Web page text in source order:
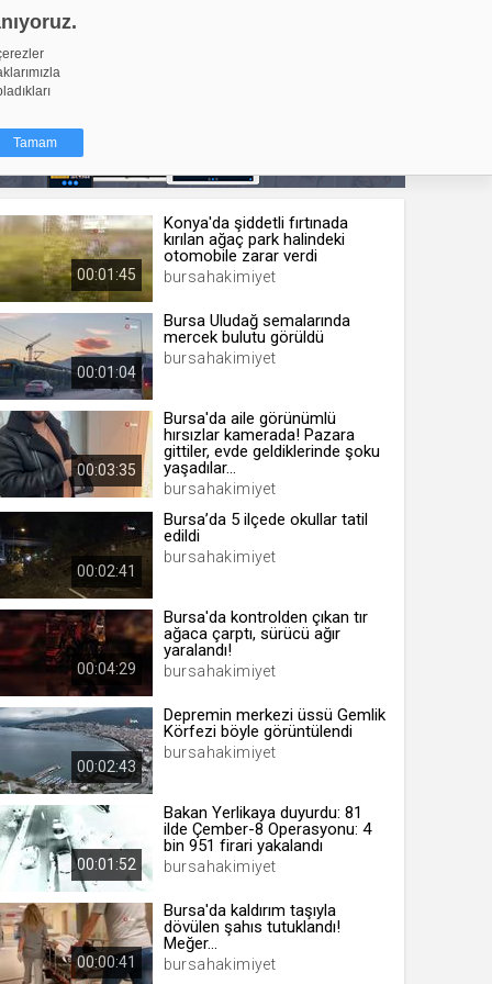
Tamam
küçük
İzniniz şu
hale
bir
Türü
yıl
yıl
00:01:45
Konya'da şiddetli fırtınada
kırılan ağaç park halindeki
otomobile zarar verdi
bursahakimiyet
00:01:04
Bursa Uludağ semalarında
mercek bulutu görüldü
bursahakimiyet
00:03:35
Bursa'da aile görünümlü
hırsızlar kamerada! Pazara
gittiler, evde geldiklerinde şoku
yaşadılar...
bursahakimiyet
00:02:41
Bursa’da 5 ilçede okullar tatil
edildi
bursahakimiyet
00:04:29
Bursa'da kontrolden çıkan tır
ağaca çarptı, sürücü ağır
yaralandı!
bursahakimiyet
00:02:43
Depremin merkezi üssü Gemlik
Körfezi böyle görüntülendi
bursahakimiyet
00:01:52
Bakan Yerlikaya duyurdu: 81
ilde Çember-8 Operasyonu: 4
bin 951 firari yakalandı
bursahakimiyet
00:00:41
Bursa'da kaldırım taşıyla
dövülen şahıs tutuklandı!
Meğer...
bursahakimiyet